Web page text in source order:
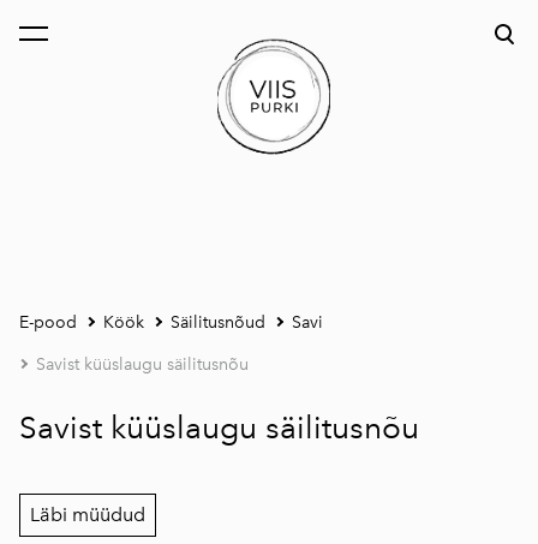
lisati ostukorvi. Vaata ostukorvi
E-pood Köök Säilitusnõud Savi
Savist küüslaugu säilitusnõu
Savist küüslaugu säilitusnõu
Läbi müüdud